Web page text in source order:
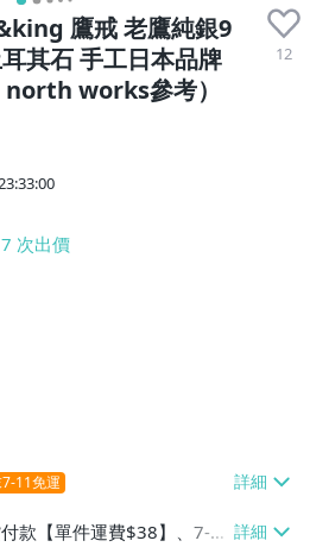
鷹戒 老鷹純銀9
其石 手工日本品牌
north works參考）
12
7 次出價
11免運
款【單件運費$38】、7-EL